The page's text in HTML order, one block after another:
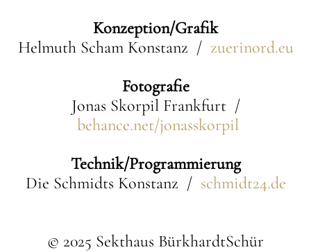
Konzeption/Grafik
Helmuth Scham Konstanz / zuerinord.eu
Fotografie
Jonas Skorpil Frankfurt /
behance.net/jonasskorpil
Technik/Programmierung
Die Schmidts Konstanz / schmidt24.de
© 2025 Sekthaus BürkhardtSchür